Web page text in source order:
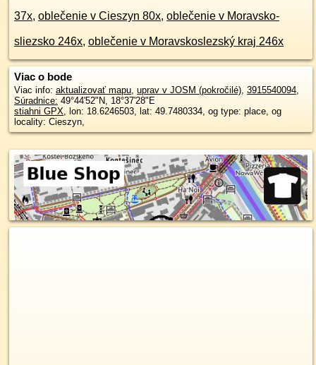
37x, oblečenie v Cieszyn 80x, oblečenie v Moravsko-
sliezsko 246x, oblečenie v Moravskoslezský kraj 246x
Viac o bode
Viac info: aktualizovať mapu, uprav v JOSM (pokročilé), 3915540094,
Súradnice: 49°44'52"N, 18°37'28"E
stiahni GPX, lon: 18.6246503, lat: 49.7480334, og type: place, og
locality: Cieszyn,